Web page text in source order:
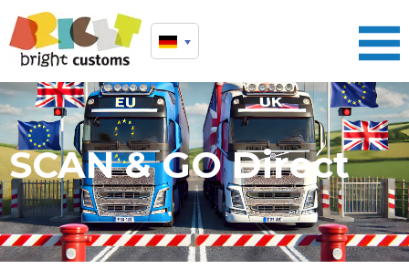
SCAN & GO Direct